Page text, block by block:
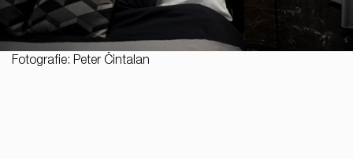
Fotografie: Peter Čintalan